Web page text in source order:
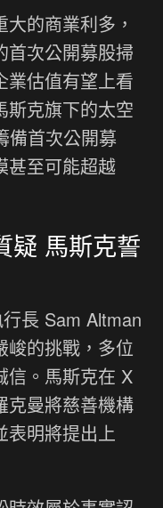
的商業利多，
首次公開募股掃
業估值有望上看
斯克旗下的太空
備首次公開募
甚至可能超越
疑 馬斯克誓
長 Sam Altman
峻的挑戰，多位
信。馬斯克在 X
克曼將慈善機構
表明將提出上